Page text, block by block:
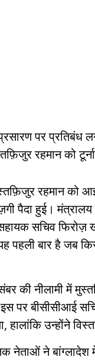
पर प्रतिबंध
रहमान को
रहमान को
पैदा हुई।
सचिव फिरोज़
पहली बार है जब
की नीलामी में
पर बीसीसीआई
उन्होंने
नेताओं ने बांग्लादेश